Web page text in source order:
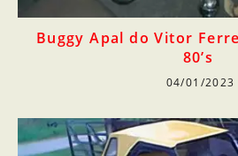
Buggy Apal do Vitor
80’s
04/01/2023